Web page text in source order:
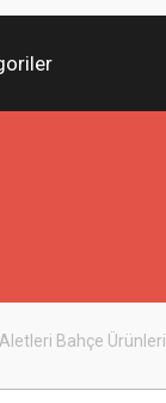
Bahçe Ürünleri